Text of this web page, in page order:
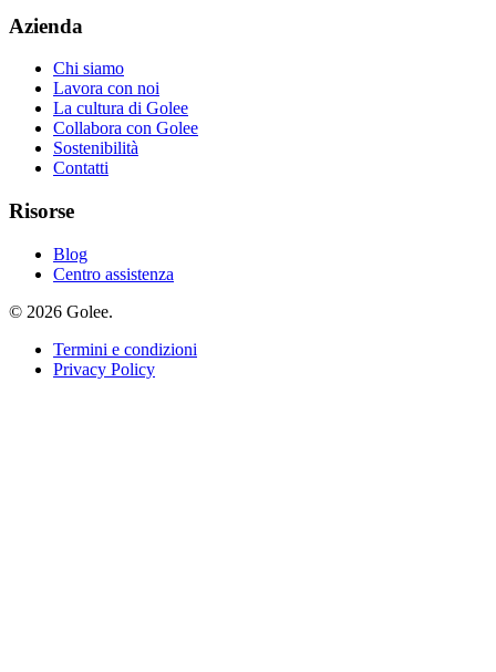
Azienda
Chi siamo
Lavora con noi
La cultura di Golee
Collabora con Golee
Sostenibilità
Contatti
Risorse
Blog
Centro assistenza
© 2026 Golee.
Termini e condizioni
Privacy Policy